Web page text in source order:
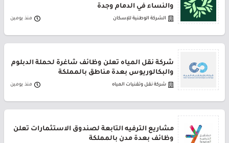
والنساء في الدمام وجدة
الشركة الوطنية للإسكان منذ يومين
شركة نقل المياه تعلن وظائف شاغرة لحملة الدبلوم
والبكالوريوس بعدة مناطق بالمملكة
شركة نقل وتقنيات المياه منذ يومين
مشاريع الترفيه التابعة لصندوق الاستثمارات تعلن
وظائف بعدة مدن بالمملكة